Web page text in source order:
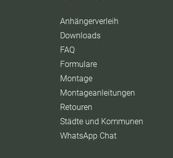
Anhängerverleih
Downloads
FAQ
Formulare
Montage
Montageanleitungen
Retouren
Städte und Kommunen
WhatsApp Chat